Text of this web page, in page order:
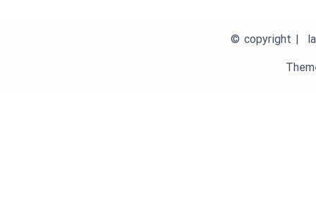
© copyright |